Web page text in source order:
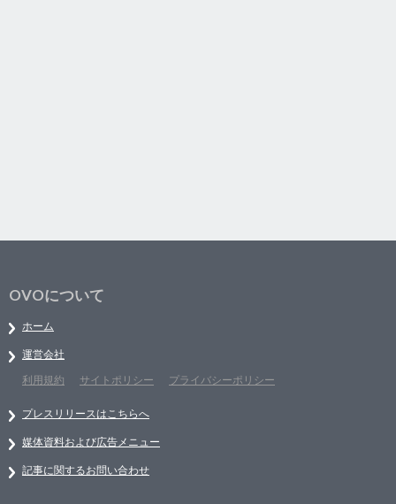
OVOについて
ホーム
運営会社
利用規約
サイトポリシー プライバシーポリシー
プレスリリースはこちらへ
媒体資料および広告メニュー
記事に関するお問い合わせ